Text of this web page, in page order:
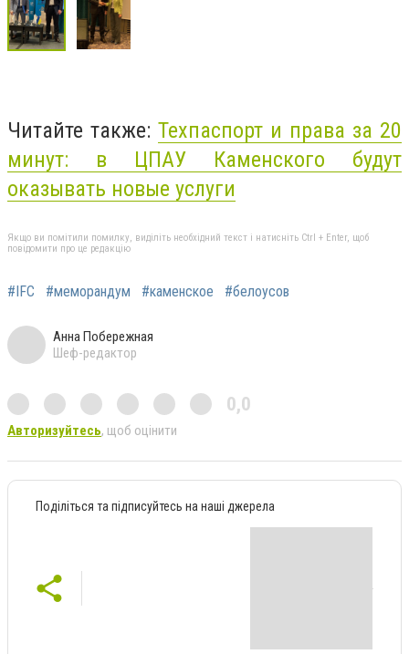
Читайте также: Техпаспорт и права за 20
минут: в ЦПАУ Каменского будут
оказывать новые услуги
Якщо ви помітили помилку, виділіть необхідний текст і натисніть Ctrl + Enter, щоб
повідомити про це редакцію
#IFC #меморандум #каменское #белоусов
Анна Побережная
Шеф-редактор
0,0
Авторизуйтесь, щоб оцінити
Поділіться та підписуйтесь на наші джерела